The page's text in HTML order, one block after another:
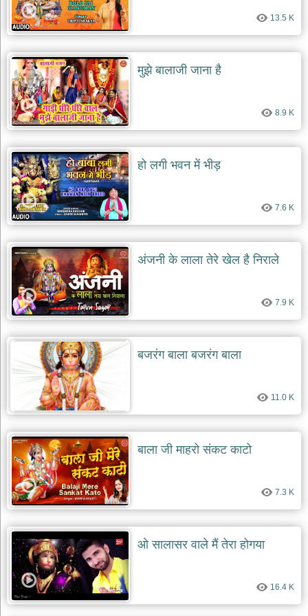
13.5 K
मुझे बालाजी जाना है
8.9 K
हो लगी भवन में भीड़
7.6 K
अंजनी के लाला तेरे खेल है निराले
7.9 K
बजरंग बाला बजरंग बाला
11.0 K
बाला जी माहरो संकट काटो
7.3 K
ओ सालासर वाले मैं तेरा होगया
16.4 K